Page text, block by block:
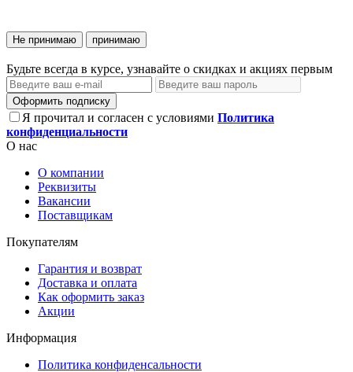
Не принимаю принимаю
Будьте всегда в курсе, узнавайте о скидках и акциях первым
Оформить подписку
Я прочитал и согласен с условиями Политика
конфиденциальности
О нас
О компании
Реквизиты
Вакансии
Поставщикам
Покупателям
Гарантия и возврат
Доставка и оплата
Как оформить заказ
Акции
Информация
Политика конфиденсальности